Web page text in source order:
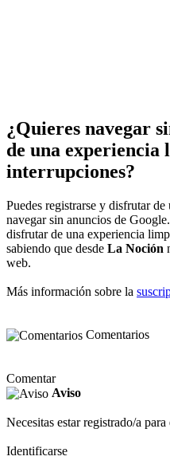
¿Quieres navegar
de una experiencia
interrupciones?
Puedes registrarse y disfrutar de
navegar sin anuncios de
disfrutar de una experiencia
sabiendo que desde La Noción
web.
Más información sobre la
Comentarios
Comentar
Aviso
Necesitas estar registrado/a
Identificarse